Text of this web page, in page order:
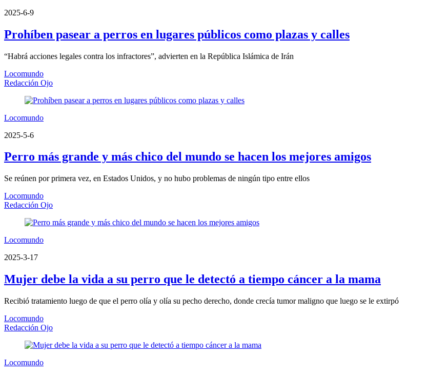
2025-6-9
Prohíben pasear a perros en lugares públicos como plazas y calles
“Habrá acciones legales contra los infractores”, advierten en la República Islámica de Irán
Locomundo
Redacción Ojo
Locomundo
2025-5-6
Perro más grande y más chico del mundo se hacen los mejores amigos
Se reúnen por primera vez, en Estados Unidos, y no hubo problemas de ningún tipo entre ellos
Locomundo
Redacción Ojo
Locomundo
2025-3-17
Mujer debe la vida a su perro que le detectó a tiempo cáncer a la mama
Recibió tratamiento luego de que el perro olía y olía su pecho derecho, donde crecía tumor maligno que luego se le extirpó
Locomundo
Redacción Ojo
Locomundo